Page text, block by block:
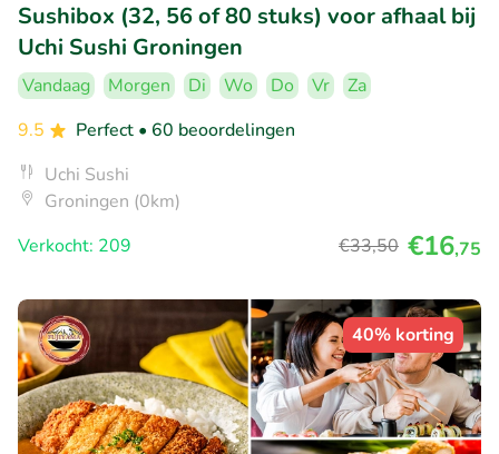
Sushibox (32, 56 of 80 stuks) voor afhaal bij
Uchi Sushi Groningen
Vandaag Morgen Di Wo Do Vr
Za
9.5
Perfect • 60 beoordelingen
Uchi Sushi
Groningen (0km)
Verkocht: 209
€33,50 €16,75
40% korting